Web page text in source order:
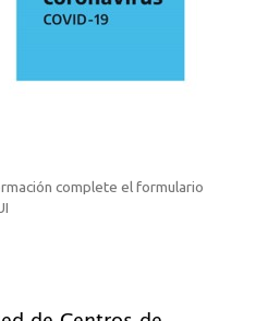
complete el formulario